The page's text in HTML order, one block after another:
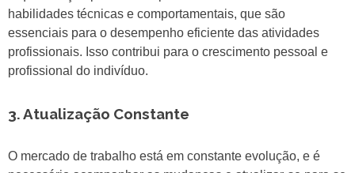
habilidades técnicas e comportamentais, que são
essenciais para o desempenho eficiente das atividades
profissionais. Isso contribui para o crescimento pessoal e
profissional do indivíduo.
3. Atualização Constante
O mercado de trabalho está em constante evolução, e é